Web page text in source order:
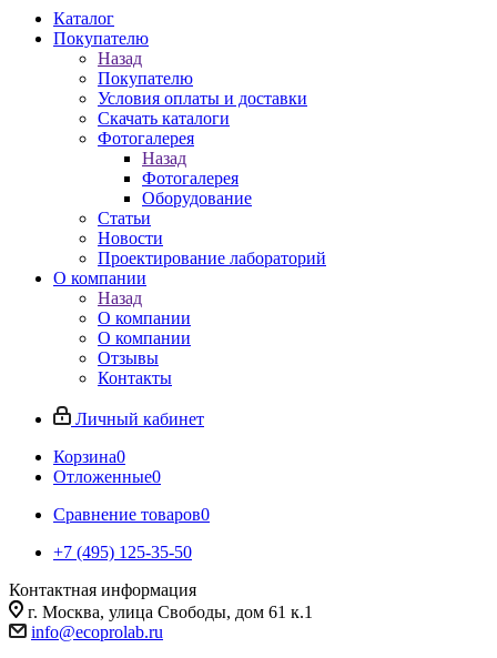
Каталог
Покупателю
Назад
Покупателю
Условия оплаты и доставки
Скачать каталоги
Фотогалерея
Назад
Фотогалерея
Оборудование
Статьи
Новости
Проектирование лабораторий
О компании
Назад
О компании
О компании
Отзывы
Контакты
Личный кабинет
Корзина0
Отложенные0
Сравнение товаров0
+7 (495) 125-35-50
Контактная информация
г. Москва, улица Свободы, дом 61 к.1
info@ecoprolab.ru